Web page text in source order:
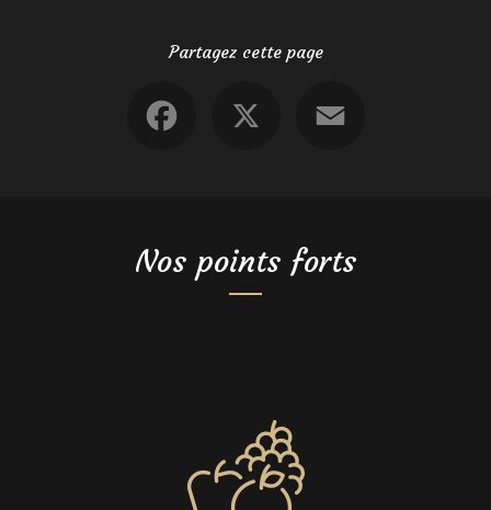
Partagez cette page
Nos points forts